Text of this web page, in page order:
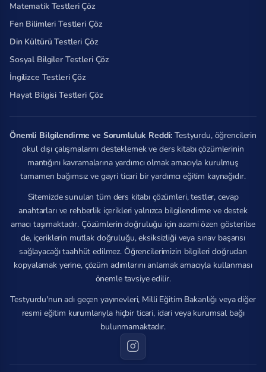
Matematik Testleri Çöz
Fen Bilimleri Testleri Çöz
Din Kültürü Testleri Çöz
Sosyal Bilgiler Testleri Çöz
İngilizce Testleri Çöz
Hayat Bilgisi Testleri Çöz
Önemli Bilgilendirme ve Sorumluluk Reddi: Testyurdu, öğrencilerin
okul dışı çalışmalarını desteklemek ve ders kitabı çözümlerinin
mantığını kavramalarına yardımcı olmak amacıyla kurulmuş
tamamen bağımsız ve gayri ticari bir yardımcı eğitim kaynağıdır.
Sitemizde sunulan tüm ders kitabı çözümleri, testler, cevap
anahtarları ve rehberlik içerikleri yalnızca bilgilendirme ve destek
amacı taşımaktadır. Çözümlerin doğruluğu için azami özen gösterilse
de, içeriklerin mutlak doğruluğu, eksiksizliği veya sınav başarısı
sağlayacağı taahhüt edilmez. Öğrencilerimizin bilgileri doğrudan
kopyalamak yerine, çözüm adımlarını anlamak amacıyla kullanması
önemle tavsiye edilir.
Testyurdu'nun adı geçen yayınevleri, Milli Eğitim Bakanlığı veya diğer
resmi eğitim kurumlarıyla hiçbir ticari, idari veya kurumsal bağı
bulunmamaktadır.